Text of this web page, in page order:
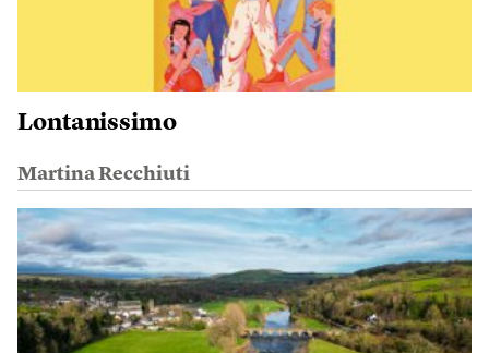
Lontanissimo
Martina Recchiuti